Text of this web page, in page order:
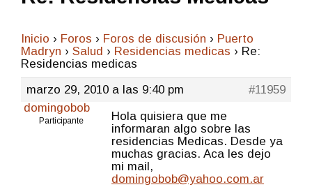
Inicio › Foros › Foros de discusión › Puerto
Madryn › Salud › Residencias medicas › Re:
Residencias medicas
marzo 29, 2010 a las 9:40 pm
#11959
domingobob
Participante
Hola quisiera que me
informaran algo sobre las
residencias Medicas. Desde ya
muchas gracias. Aca les dejo
mi mail,
domingobob@yahoo.com.ar